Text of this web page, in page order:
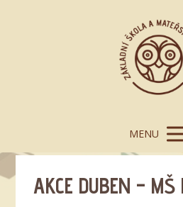
MENU
AKCE DUBEN – MŠ